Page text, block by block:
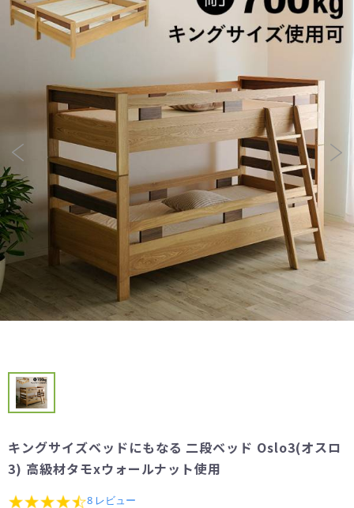
キングサイズベッドにもなる 二段ベッド Oslo3(オスロ
3) 高級材タモxウォールナット使用
4.4
8 レビュー